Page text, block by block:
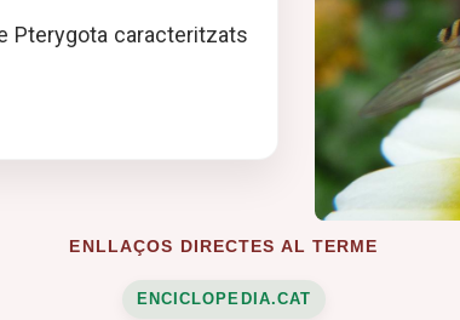
Pterygota caracteritzats
ENLLAÇOS DIRECTES AL TERME
ENCICLOPEDIA.CAT